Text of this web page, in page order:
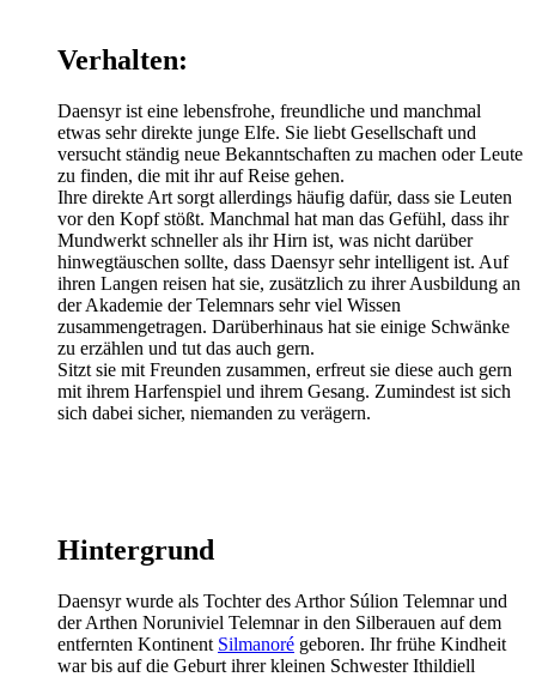
Verhalten:
Daensyr ist eine lebensfrohe, freundliche und manchmal
etwas sehr direkte junge Elfe. Sie liebt Gesellschaft und
versucht ständig neue Bekanntschaften zu machen oder Leute
zu finden, die mit ihr auf Reise gehen.
Ihre direkte Art sorgt allerdings häufig dafür, dass sie Leuten
vor den Kopf stößt. Manchmal hat man das Gefühl, dass ihr
Mundwerkt schneller als ihr Hirn ist, was nicht darüber
hinwegtäuschen sollte, dass Daensyr sehr intelligent ist. Auf
ihren Langen reisen hat sie, zusätzlich zu ihrer Ausbildung an
der Akademie der Telemnars sehr viel Wissen
zusammengetragen. Darüberhinaus hat sie einige Schwänke
zu erzählen und tut das auch gern.
Sitzt sie mit Freunden zusammen, erfreut sie diese auch gern
mit ihrem Harfenspiel und ihrem Gesang. Zumindest ist sich
sich dabei sicher, niemanden zu verägern.
Hintergrund
Daensyr wurde als Tochter des Arthor Súlion Telemnar und
der Arthen Noruniviel Telemnar in den Silberauen auf dem
entfernten Kontinent Silmanoré geboren. Ihr frühe Kindheit
war bis auf die Geburt ihrer kleinen Schwester Ithildiell